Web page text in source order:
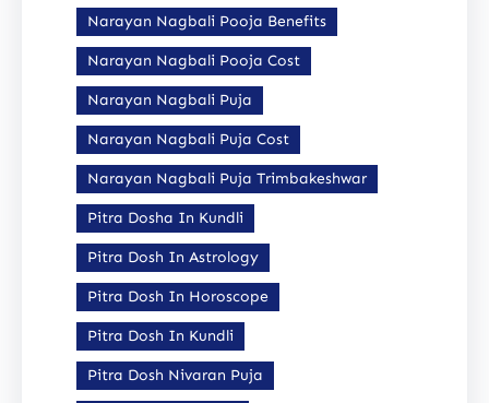
Narayan Nagbali Pooja Benefits
Narayan Nagbali Pooja Cost
Narayan Nagbali Puja
Narayan Nagbali Puja Cost
Narayan Nagbali Puja Trimbakeshwar
Pitra Dosha In Kundli
Pitra Dosh In Astrology
Pitra Dosh In Horoscope
Pitra Dosh In Kundli
Pitra Dosh Nivaran Puja